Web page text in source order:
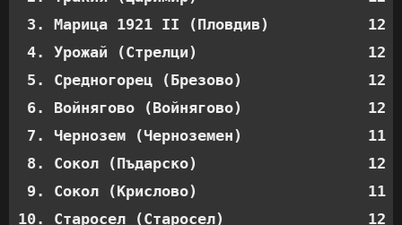
3. Марица 1921 II (Пловдив)
4. Урожай (Стрелци)                   12
5. Средногорец (Брезово)
6. Войнягово (Войнягово)
7. Чернозем (Черноземен)
8. Сокол (Пъдарско)
9. Сокол (Крислово)
10. Старосел (Старосел)